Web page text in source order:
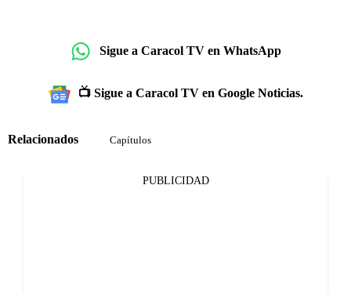
Sigue a Caracol TV en WhatsApp
📺 Sigue a Caracol TV en Google Noticias.
Relacionados Capítulos
PUBLICIDAD